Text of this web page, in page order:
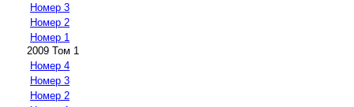
Номер 3
Номер 2
Номер 1
2009 Том 1
Номер 4
Номер 3
Номер 2